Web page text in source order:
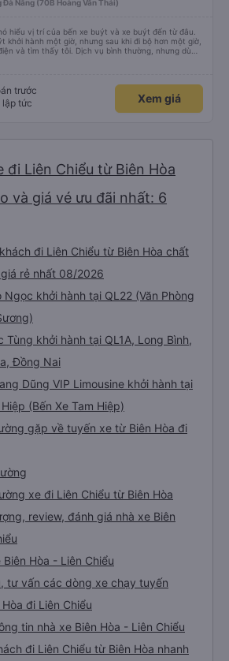
nó. ạn bằng xe bu lông Limousine. Tôi nghĩ tài xế
ơn các bạn rất nhiều.
Đà Nẵng (70B Hoàng Văn Thái)
hiểu vị trí của bến xe buýt và xe buýt đến từ đâu.
khởi hành một giờ, nhưng sau khi đi bộ hơn một giờ,
và tìm thấy tôi. Dịch vụ bình thường, nhưng dù
ở khách sạn vì tôi rất thoải mái. Sẽ tuyệt hơn nếu
trước
lập tức
Xem giá
đi Liên Chiểu từ Biên Hòa
và giá vé ưu đãi nhất: 6
đi Liên Chiểu từ Biên Hòa chất
rẻ nhất 08/2026
Ngọc khởi hành tại QL22 (Văn Phòng
Tùng khởi hành tại QL1A, Long Bình,
Đồng Nai
Dũng VIP Limousine khởi hành tại
(Bến Xe Tam Hiệp)
gặp về tuyến xe từ Biên Hòa đi
xe đi Liên Chiểu từ Biên Hòa
review, đánh giá nhà xe Biên
Biên Hòa - Liên Chiểu
tư vấn các dòng xe chạy tuyến
đi Liên Chiểu
tin nhà xe Biên Hòa - Liên Chiểu
đi Liên Chiểu từ Biên Hòa nhanh